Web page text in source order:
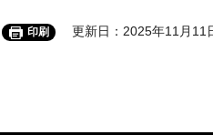
印刷 更新日：2025年11月11